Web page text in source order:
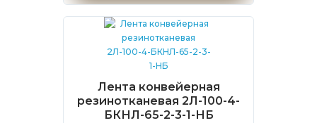
Лента конвейерная
резинотканевая 2Л-100-4-
БКНЛ-65-2-3-1-НБ